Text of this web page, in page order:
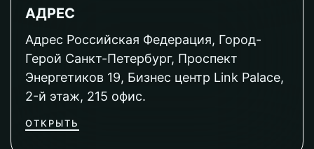
АДРЕС
Адрес Российская Федерация, Город-
Герой Санкт-Петербург, Проспект
Энергетиков 19, Бизнес центр Link Palace,
2-й этаж, 215 офис.
ОТКРЫТЬ